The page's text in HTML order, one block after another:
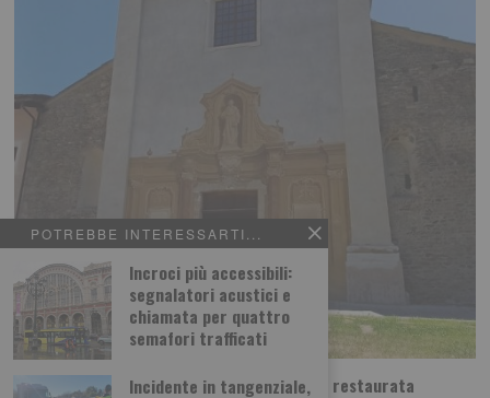
POTREBBE INTERESSARTI...
Incroci più accessibili:
segnalatori acustici e
chiamata per quattro
semafori trafficati
Incidente in tangenziale,
Abbazia di Novalesa, nuova scala e facciata restaurata